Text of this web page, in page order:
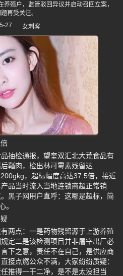
殖户，监管驳回异议并启动召回立案，
再受关注。
27
女刺客
抽检通报，望奎双汇北大荒食品有
鞧肉，检出林可霉素残留达
，超标幅度高达37.5倍，接近
品当时流入当地连锁商超正常销
黑子网用户直呼：这哪是超标，简
。
两点：一是药物残留源于上游养殖
定二是该检测项目并非屠宰出厂必
下之意，责任不在自己，是供应商
接点燃公众不满，大家纷纷质疑：
推得一干二净，是不是太没担当